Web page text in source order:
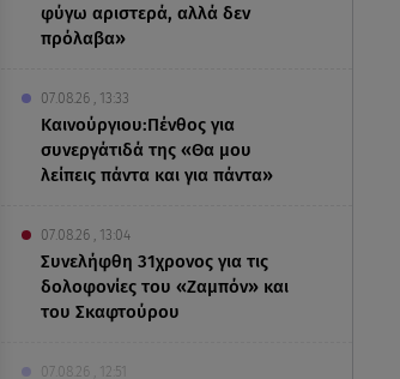
φύγω αριστερά, αλλά δεν
πρόλαβα»
07.08.26 , 13:33
Καινούργιου:Πένθος για
συνεργάτιδά της «Θα μου
λείπεις πάντα και για πάντα»
07.08.26 , 13:04
Συνελήφθη 31χρονος για τις
δολοφονίες του «Ζαμπόν» και
του Σκαφτούρου
07.08.26 , 12:51